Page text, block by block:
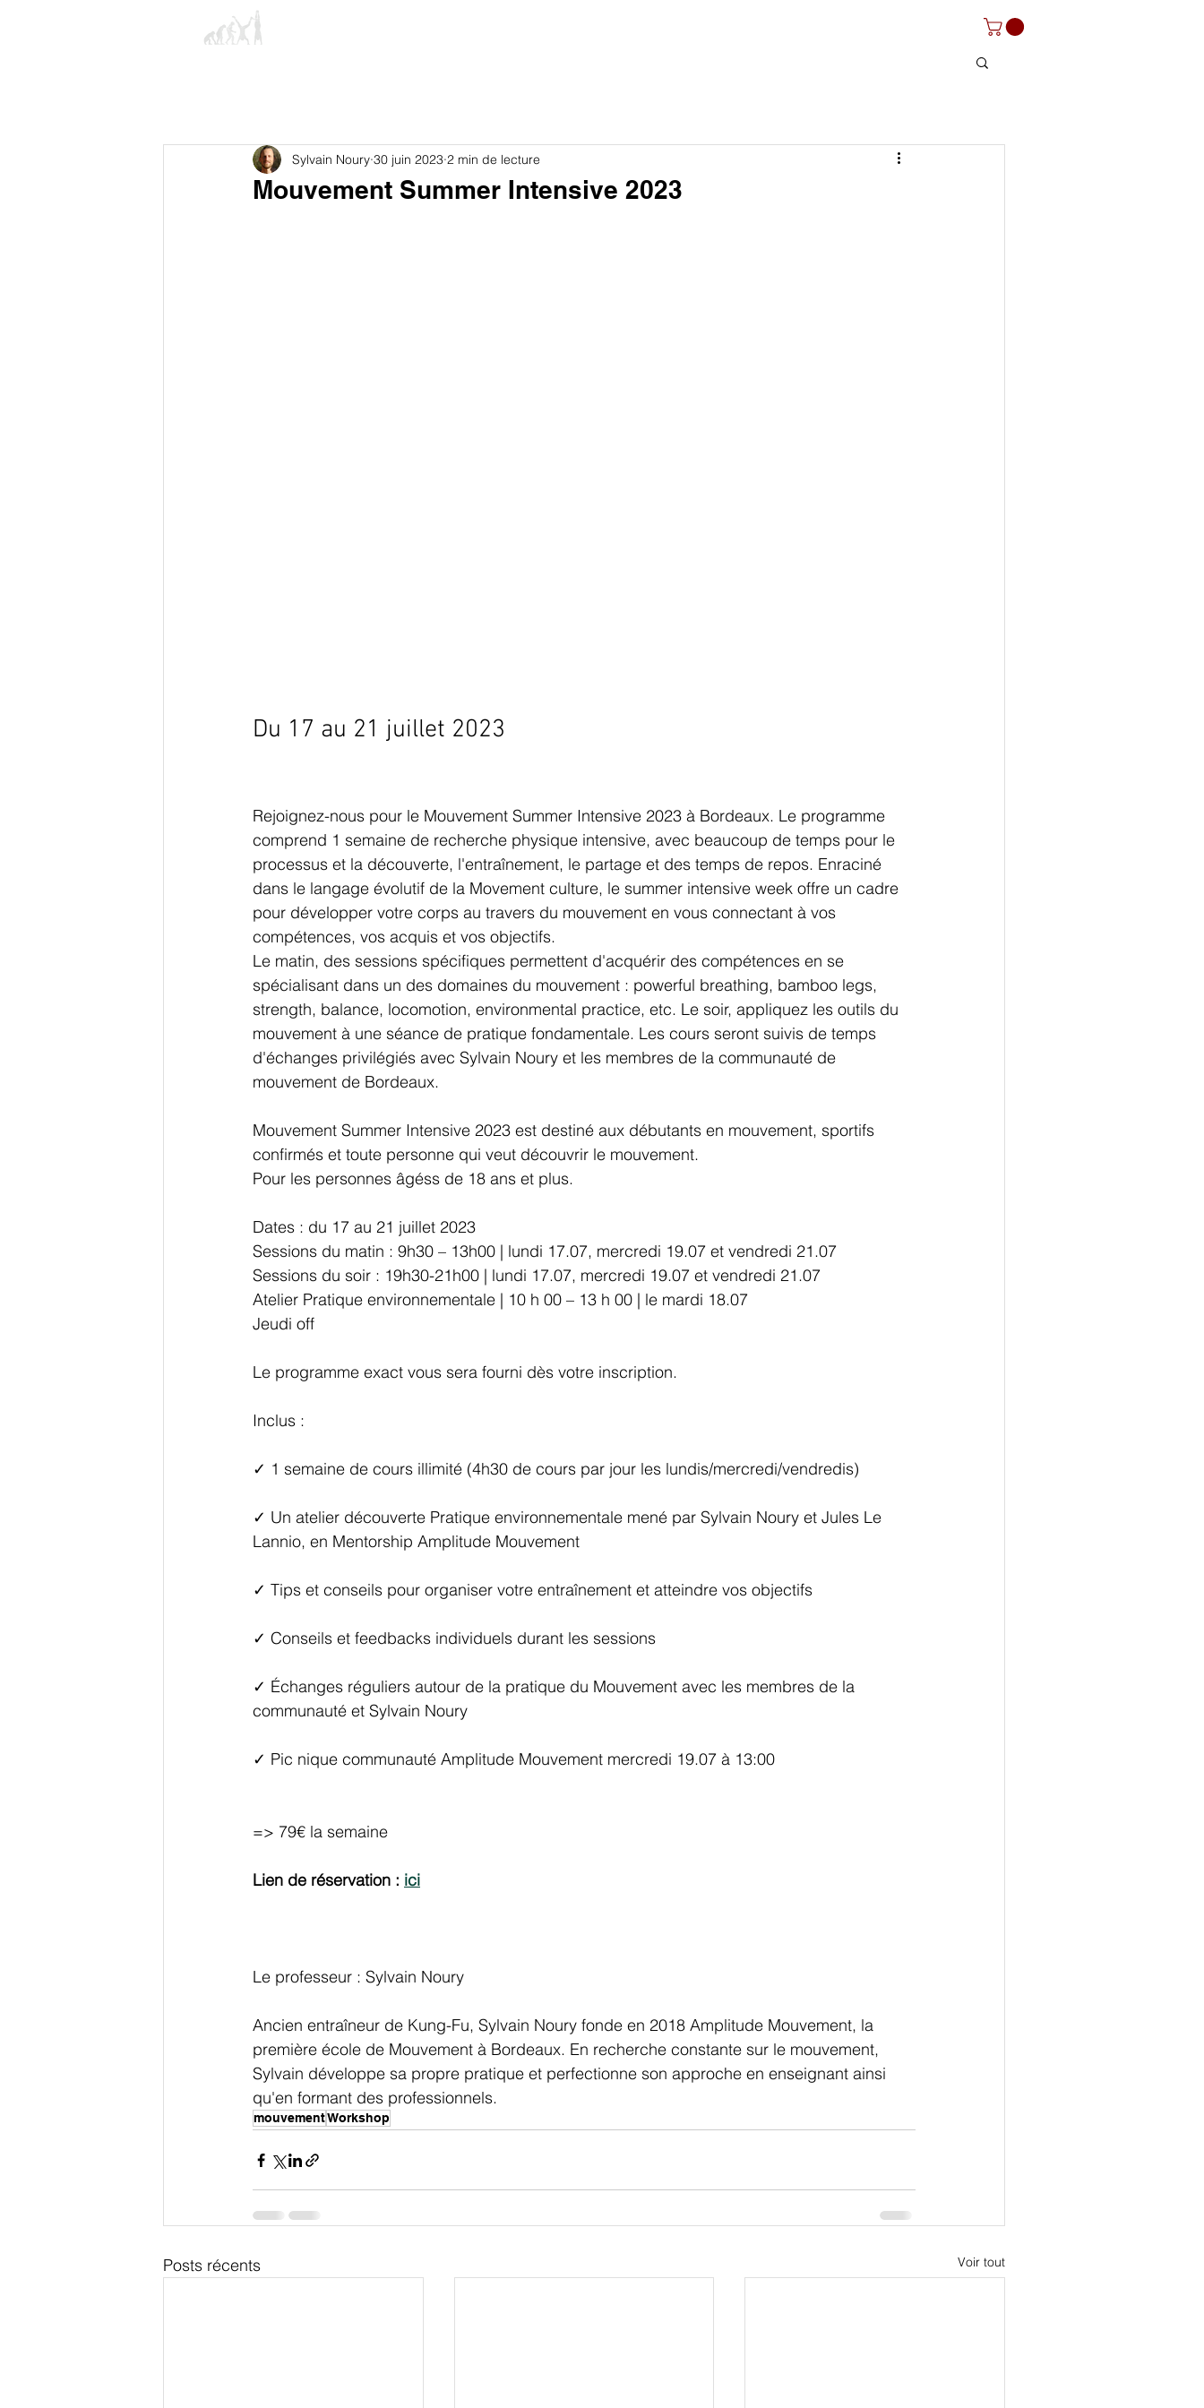
Mouvement Summer Intensive 2023
Sylvain Noury 30 juin 2023 2 min de lecture
Du 17 au 21 juillet 2023
Rejoignez-nous pour le Mouvement Summer Intensive 2023 à Bordeaux. Le programme
comprend 1 semaine de recherche physique intensive, avec beaucoup de temps pour le
processus et la découverte, l'entraînement, le partage et des temps de repos. Enraciné
dans le langage évolutif de la Movement culture, le summer intensive week offre un cadre
pour développer votre corps au travers du mouvement en vous connectant à vos
compétences, vos acquis et vos objectifs.
Le matin, des sessions spécifiques permettent d'acquérir des compétences en se
spécialisant dans un des domaines du mouvement : powerful breathing, bamboo legs,
strength, balance, locomotion, environmental practice, etc. Le soir, appliquez les outils du
mouvement à une séance de pratique fondamentale. Les cours seront suivis de temps
d'échanges privilégiés avec Sylvain Noury et les membres de la communauté de
mouvement de Bordeaux.
Mouvement Summer Intensive 2023 est destiné aux débutants en mouvement, sportifs
confirmés et toute personne qui veut découvrir le mouvement.
Pour les personnes âgéss de 18 ans et plus.
Dates : du 17 au 21 juillet 2023
Sessions du matin : 9h30 – 13h00 | lundi 17.07, mercredi 19.07 et vendredi 21.07
Sessions du soir : 19h30-21h00 | lundi 17.07, mercredi 19.07 et vendredi 21.07
Atelier Pratique environnementale | 10 h 00 – 13 h 00 | le mardi 18.07
Jeudi off
Le programme exact vous sera fourni dès votre inscription.
Inclus :
✓ 1 semaine de cours illimité (4h30 de cours par jour les lundis/mercredi/vendredis)
✓ Un atelier découverte Pratique environnementale mené par Sylvain Noury et Jules Le
Lannio, en Mentorship Amplitude Mouvement
✓ Tips et conseils pour organiser votre entraînement et atteindre vos objectifs
✓ Conseils et feedbacks individuels durant les sessions
✓ Échanges réguliers autour de la pratique du Mouvement avec les membres de la
communauté et Sylvain Noury
✓ Pic nique communauté Amplitude Mouvement mercredi 19.07 à 13:00
=> 79€ la semaine
Lien de réservation : ici
Le professeur : Sylvain Noury
Ancien entraîneur de Kung-Fu, Sylvain Noury fonde en 2018 Amplitude Mouvement, la
première école de Mouvement à Bordeaux. En recherche constante sur le mouvement,
Sylvain développe sa propre pratique et perfectionne son approche en enseignant ainsi
qu'en formant des professionnels.
mouvementWorkshop
Posts récents Voir tout